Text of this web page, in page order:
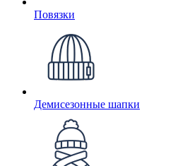
Повязки
Демисезонные шапки